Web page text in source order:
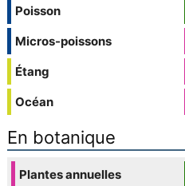
Poisson
Micros-poissons
Étang
Océan
En botanique
Plantes annuelles